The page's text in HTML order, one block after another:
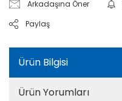
Arkadaşına Öner
Paylaş
Ürün Bilgisi
Ürün Yorumları